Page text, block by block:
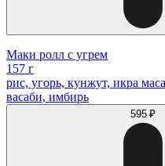
Маки ролл с угрем
157 г
рис, угорь, кунжут, икра
васаби, имбирь
595 ₽